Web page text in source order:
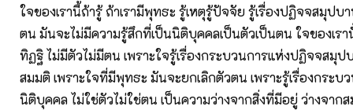
ใจของเรานี้ถ้ารู้ ถ้าเรามีพุทธะ รู้เหตุรู้ปัจจัย รู้เรื่องปฏิจจสมุปบ
ตน มันจะไม่มีความรู้สึกที่เป็นนิติบุคคลเป็นตัวเป็นตน ใจของเร
ทิฏฐิ ไม่มีตัวไม่มีตน เพราะใจรู้เรื่องกระบวนการแห่งปฏิจจสมุป
สมมติ เพราะใจที่มีพุทธะ มันจะยกเลิกตัวตน เพราะรู้เรื่องกระบ
นิติบุคคล ไม่ใช่ตัวไม่ใช่ตน เป็นความว่างจากสิ่งที่มีอยู่ ว่างจากส